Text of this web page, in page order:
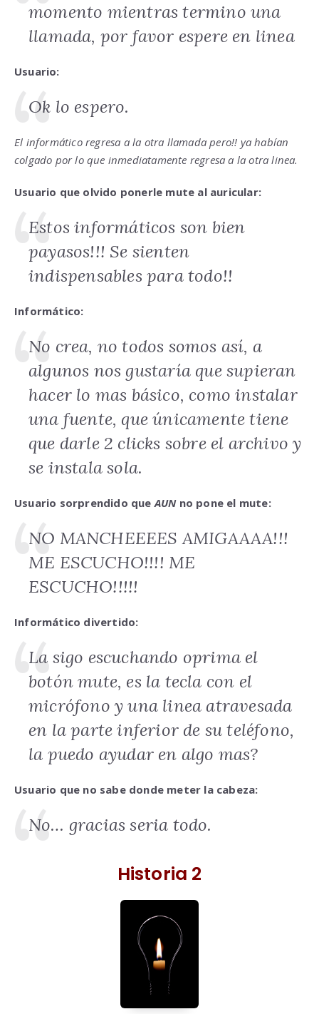
momento mientras termino una
llamada, por favor espere en linea
Usuario:
Ok lo espero.
El informático regresa a la otra llamada pero!! ya habían
colgado por lo que inmediatamente regresa a la otra linea.
Usuario que olvido ponerle mute al auricular:
Estos informáticos son bien
payasos!!! Se sienten
indispensables para todo!!
Informático:
No crea, no todos somos así, a
algunos nos gustaría que supieran
hacer lo mas básico, como instalar
una fuente, que únicamente tiene
que darle 2 clicks sobre el archivo y
se instala sola.
Usuario sorprendido queAUNno pone el mute:
NO MANCHEEEES AMIGAAAA!!!
ME ESCUCHO!!!! ME
ESCUCHO!!!!!
Informático divertido:
La sigo escuchando oprima el
botón mute, es la tecla con el
micrófono y una linea atravesada
en la parte inferior de su teléfono,
la puedo ayudar en algo mas?
Usuario que no sabe donde meter la cabeza:
No… gracias seria todo.
Historia 2